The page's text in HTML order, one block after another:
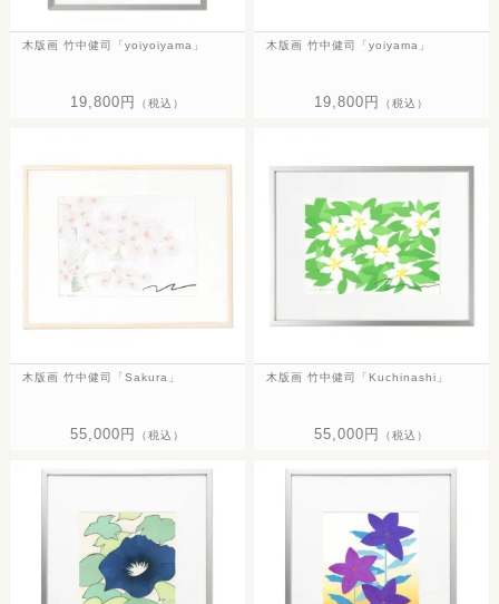
木版画 竹中健司「yoiyoiyama」
19,800円 （税込）
木版画 竹中健司「yoiyama」
19,800円 （税込）
木版画 竹中健司「Sakura」
55,000円 （税込）
木版画 竹中健司「Kuchinashi」
55,000円 （税込）